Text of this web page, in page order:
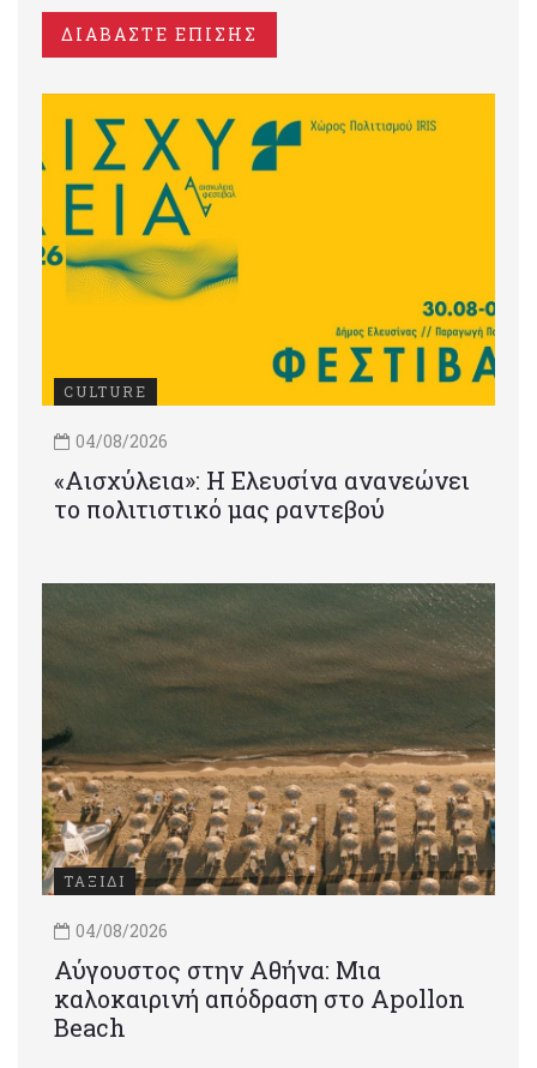
ΔΙΑΒΑΣΤΕ ΕΠΙΣΗΣ
CULTURE
04/08/2026
«Αισχύλεια»: Η Ελευσίνα ανανεώνει
το πολιτιστικό μας ραντεβού
ΤΑΞΙΔΙ
04/08/2026
Αύγουστος στην Αθήνα: Μια
καλοκαιρινή απόδραση στο Apollon
Beach